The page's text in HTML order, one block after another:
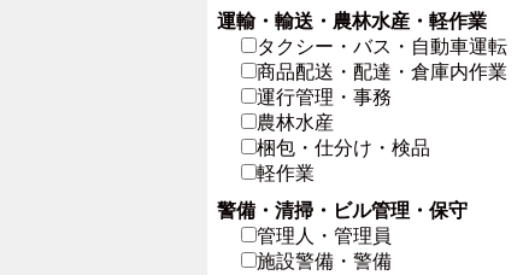
運輸・輸送・農林水産・軽作業
タクシー・バス・自動車運転
商品配送・配達・倉庫内作業
運行管理・事務
農林水産
梱包・仕分け・検品
軽作業
警備・清掃・ビル管理・保守
管理人・管理員
施設警備・警備